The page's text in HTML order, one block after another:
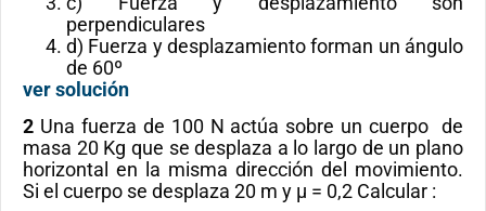
perpendiculares
d) Fuerza y desplazamiento forman un ángulo
de 60º
ver solución
2 Una fuerza de 100 N actúa sobre un cuerpo de
masa 20 Kg que se desplaza a lo largo de un plano
horizontal en la misma dirección del movimiento.
Si el cuerpo se desplaza 20 m y μ = 0,2 Calcular :